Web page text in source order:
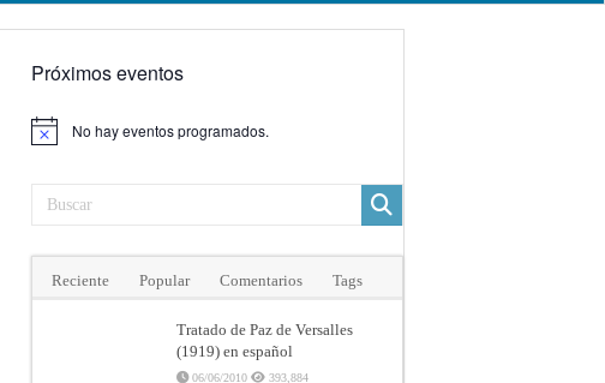
Próximos eventos
Aviso No hay eventos programados.
Reciente Popular Comentarios Tags
Tratado de Paz de Versalles
(1919) en español
06/06/2010 393,884